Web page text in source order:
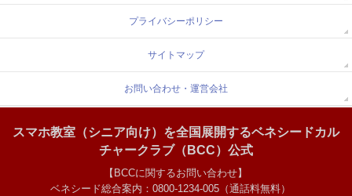
プライバシーポリシー
サイトマップ
お問い合わせ・運営会社
スマホ教室（シニア向け）を全国展開するベネシードカル
チャークラブ（BCC）公式
【BCCに関するお問い合わせ】
ベネシード総合案内：0800-1234-005（通話料無料）